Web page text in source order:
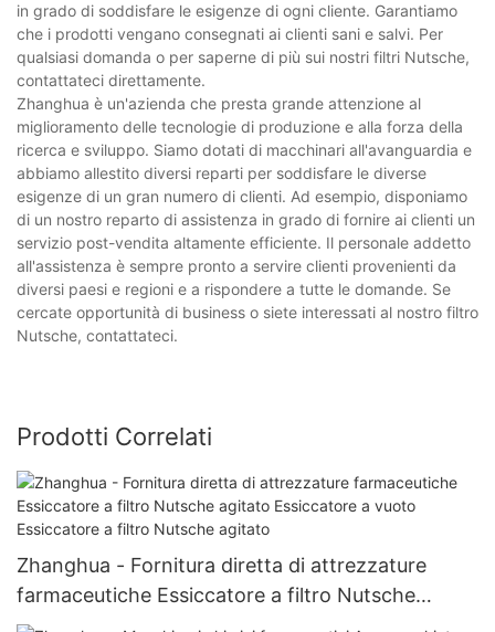
in grado di soddisfare le esigenze di ogni cliente. Garantiamo
che i prodotti vengano consegnati ai clienti sani e salvi. Per
qualsiasi domanda o per saperne di più sui nostri filtri Nutsche,
contattateci direttamente.
Zhanghua è un'azienda che presta grande attenzione al
miglioramento delle tecnologie di produzione e alla forza della
ricerca e sviluppo. Siamo dotati di macchinari all'avanguardia e
abbiamo allestito diversi reparti per soddisfare le diverse
esigenze di un gran numero di clienti. Ad esempio, disponiamo
di un nostro reparto di assistenza in grado di fornire ai clienti un
servizio post-vendita altamente efficiente. Il personale addetto
all'assistenza è sempre pronto a servire clienti provenienti da
diversi paesi e regioni e a rispondere a tutte le domande. Se
cercate opportunità di business o siete interessati al nostro filtro
Nutsche, contattateci.
Prodotti Correlati
Zhanghua - Fornitura diretta di attrezzature
farmaceutiche Essiccatore a filtro Nutsche
agitato Essiccatore a vuoto Essiccatore a filtro